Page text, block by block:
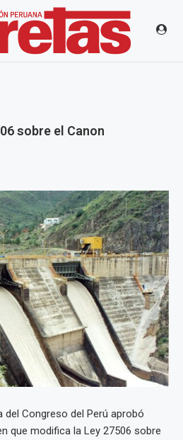
sobre el Canon
Congreso del Perú aprobó
que modifica la Ley 27506 sobre